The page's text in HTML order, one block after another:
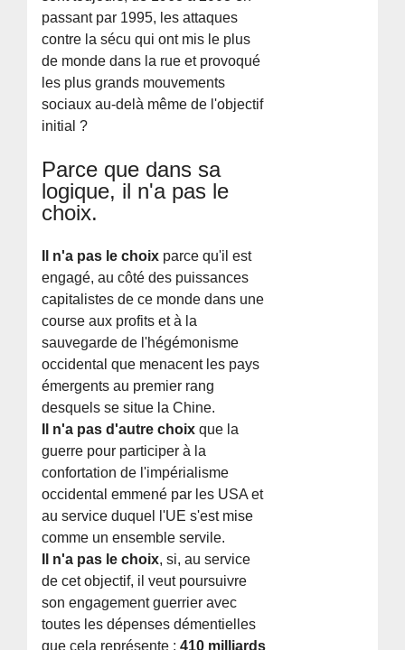
passant par 1995, les attaques
contre la sécu qui ont mis le plus
de monde dans la rue et provoqué
les plus grands mouvements
sociaux au-delà même de l'objectif
initial ?
Parce que dans sa
logique, il n'a pas le
choix.
Il n'a pas le choix parce qu'il est
engagé, au côté des puissances
capitalistes de ce monde dans une
course aux profits et à la
sauvegarde de l'hégémonisme
occidental que menacent les pays
émergents au premier rang
desquels se situe la Chine.
Il n'a pas d'autre choixque la
guerre pour participer à la
confortation de l'impérialisme
occidental emmené par les USA et
au service duquel l'UE s'est mise
comme un ensemble servile.
Il n'a pas le choix, si, au service
de cet objectif, il veut poursuivre
son engagement guerrier avec
toutes les dépenses démentielles
que cela représente :410 milliards